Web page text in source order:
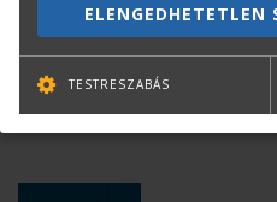
Kifogyott
ELENGEDHETETLEN
TESTRESZABÁS